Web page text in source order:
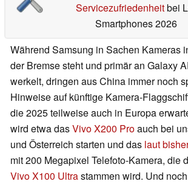
Servicezufriedenheitbei
Smartphones 2026
Während Samsung in Sachen Kameras
der Bremse steht und primär an Galaxy
werkelt, dringen aus China immer noch
Hinweise auf künftige Kamera-
die 2025 teilweise auch in Europa
wird etwa dasVivo X200 Proauch bei
und Österreich starten und das laut
mit 200 Megapixel Telefoto-Kamera, die
Vivo X100 Ultrastammen wird. Und